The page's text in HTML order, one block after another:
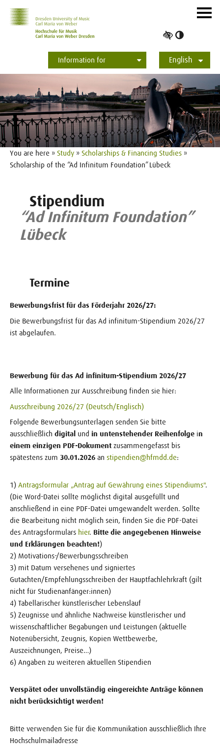
contrast
Information for
Students
Applicants
International
Press
Alumni
English
Deutsch
ein-/
You are here » Study » Scholarships & Financing Studies »
Scholarship of the “Ad Infinitum Foundation” Lübeck
Stipendium
“Ad Infinitum Foundation”
Lübeck
Termine
Bewerbungsfrist für das Förderjahr 2026/27:
Die Bewerbungsfrist für das Ad infinitum-Stipendium 2026/27
ist abgelaufen.
Bewerbung für das Ad infinitum-Stipendium 2026/27
Alle Informationen zur Ausschreibung finden sie hier:
Ausschreibung 2026/27 (Deutsch/Englisch)
Folgende Bewerbungsunterlagen senden Sie bitte
ausschließlich digital und in untenstehender Reihenfolge in
einem einzigen PDF-Dokument zusammengefasst bis
spätestens zum 30.01.2026 an stipendien@hfmdd.de:
1) Antragsformular „Antrag auf Gewährung eines Stipendiums".
(Die Word-Datei sollte möglichst digital ausgefüllt und
anschließend in eine PDF-Datei umgewandelt werden. Sollte
die Bearbeitung nicht möglich sein, finden Sie die PDF-Datei
des Antragsformulars hier. Bitte die angegebenen Hinweise
und Erklärungen beachten!)
2) Motivations-/Bewerbungsschreiben
3) mit Datum versehenes und signiertes
Gutachten/Empfehlungsschreiben der Hauptfachlehrkraft (gilt
nicht für Studienanfänger:innen)
4) Tabellarischer künstlerischer Lebenslauf
5) Zeugnisse und ähnliche Nachweise künstlerischer und
wissenschaftlicher Begabungen und Leistungen (aktuelle
Notenübersicht, Zeugnis, Kopien Wettbewerbe,
Auszeichnungen, Preise…)
6) Angaben zu weiteren aktuellen Stipendien
Verspätet oder unvollständig eingereichte Anträge können
nicht berücksichtigt werden!
Bitte verwenden Sie für die Kommunikation ausschließlich Ihre
Hochschulmailadresse